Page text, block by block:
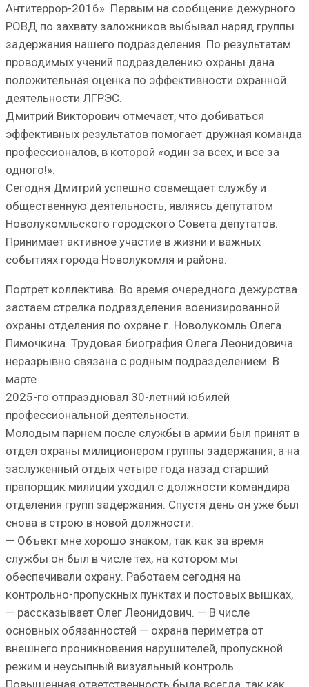
Антитеррор-2016». Первым на сообщение дежурного
РОВД по захвату заложников выбывал наряд группы
задержания нашего подразделения. По результатам
проводимых учений подразделению охраны дана
положительная оценка по эффективности охранной
деятельности ЛГРЭС.
Дмитрий Викторович отмечает, что добиваться
эффективных результатов помогает дружная команда
профессионалов, в которой «один за всех, и все за
одного!».
Сегодня Дмитрий успешно совмещает службу и
общественную деятельность, являясь депутатом
Новолукомльского городского Совета депутатов.
Принимает активное участие в жизни и важных
событиях города Новолукомля и района.
Портрет коллектива. Во время очередного дежурства
застаем стрелка подразделения военизированной
охраны отделения по охране г. Новолукомль Олега
Пимочкина. Трудовая биография Олега Леонидовича
неразрывно связана с родным подразделением. В
марте
2025-го отпраздновал 30-летний юбилей
профессиональной деятельности.
Молодым парнем после службы в армии был принят в
отдел охраны милиционером группы задержания, а на
заслуженный отдых четыре года назад старший
прапорщик милиции уходил с должности командира
отделения групп задержания. Спустя день он уже был
снова в строю в новой должности.
— Объект мне хорошо знаком, так как за время
службы он был в числе тех, на котором мы
обеспечивали охрану. Работаем сегодня на
контрольно-пропускных пунктах и постовых вышках,
— рассказывает Олег Леонидович. — В числе
основных обязанностей — охрана периметра от
внешнего проникновения нарушителей, пропускной
режим и неусыпный визуальный контроль.
Повышенная ответственность была всегда, так как